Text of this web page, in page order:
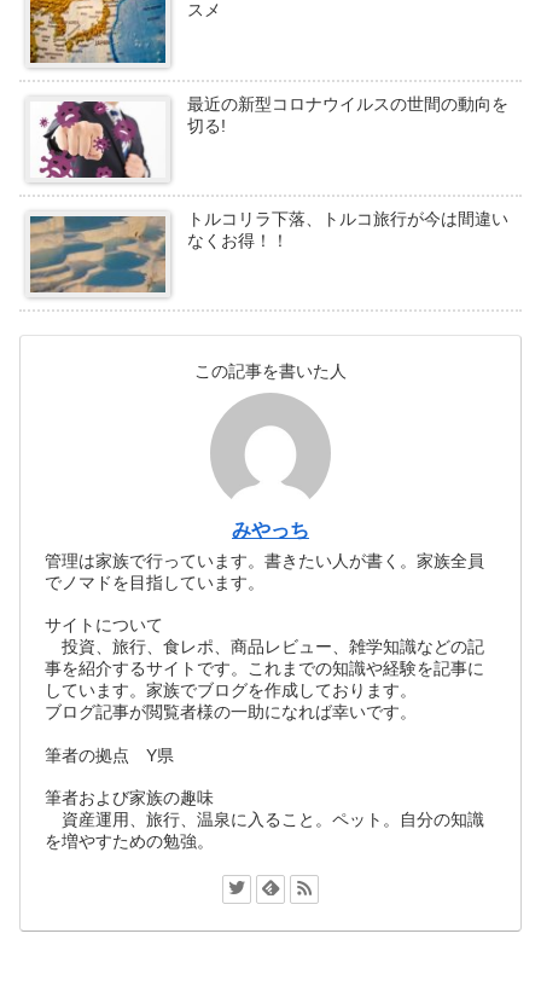
スメ
最近の新型コロナウイルスの世間の動向を
切る!
トルコリラ下落、トルコ旅行が今は間違い
なくお得！！
この記事を書いた人
みやっち
管理は家族で行っています。書きたい人が書く。家族全員
でノマドを目指しています。
サイトについて
投資、旅行、食レポ、商品レビュー、雑学知識などの記
事を紹介するサイトです。これまでの知識や経験を記事に
しています。家族でブログを作成しております。
ブログ記事が閲覧者様の一助になれば幸いです。
筆者の拠点 Y県
筆者および家族の趣味
資産運用、旅行、温泉に入ること。ペット。自分の知識
を増やすための勉強。